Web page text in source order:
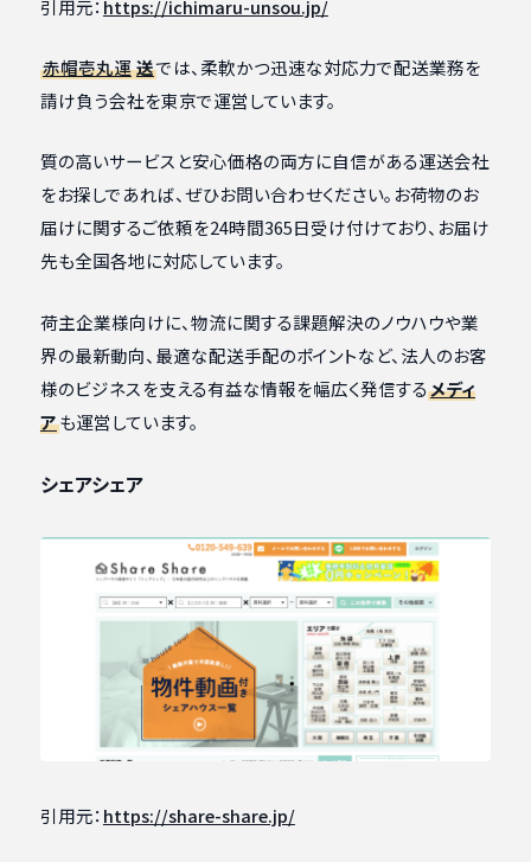
引用元： https://ichimaru-unsou.jp/
赤帽壱丸運送では、柔軟かつ迅速な対応力で配送業務を
請け負う会社を東京で運営しています。
質の高いサービスと安心価格の両方に自信がある運送会社
をお探しであれば、ぜひお問い合わせください。お荷物のお
届けに関するご依頼を24時間365日受け付けており、お届け
先も全国各地に対応しています。
荷主企業様向けに、物流に関する課題解決のノウハウや業
界の最新動向、最適な配送手配のポイントなど、法人のお客
様のビジネスを支える有益な情報を幅広く発信するメディ
アも運営しています。
シェアシェア
引用元： https://share-share.jp/